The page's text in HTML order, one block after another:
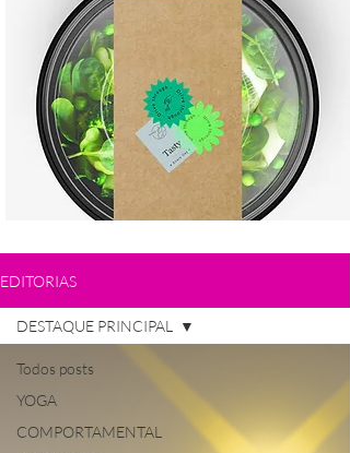
EDITORIAS
Todos posts
YOGA
COMPORTAMENTAL
DESTAQUE PRINCIPAL